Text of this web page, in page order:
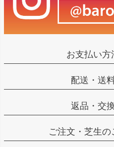
お支払い方
配送・送
返品・交
ご注文・芝生